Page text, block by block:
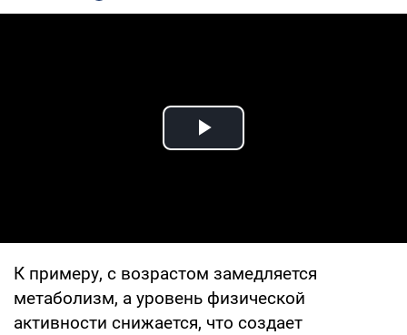
Play Video
К примеру, с возрастом замедляется
метаболизм, а уровень физической
активности снижается, что создает